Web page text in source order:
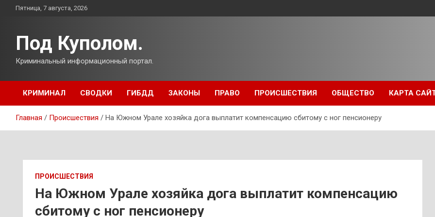
ПерейтиПятница, 7 августа, 2026
Под Куполом.
Криминальный информационный портал.
КРИМИНАЛ СВОДКИ ГИБДД ЗАКОНЫ ПРАВО ПРОИСШЕСТВИЯ ОБЩЕСТВО КАРТА
Главная Происшествия На Южном Урале хозяйка дога выплатит компенсацию сбитому с ног пенсионеру
ПРОИСШЕСТВИЯ
На Южном Урале хозяйка дога выплатит компенсацию
сбитому с ног пенсионеру